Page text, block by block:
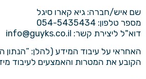
שם איש/חברה: גיא קארו סיגל
מספר טלפון: 054-5435434
דוא"ל ליצירת קשר: info@guyks.co.il
האחראי על עיבוד המידע (להלן: “הנתון
הקובע את המטרות והאמצעים לעיבוד